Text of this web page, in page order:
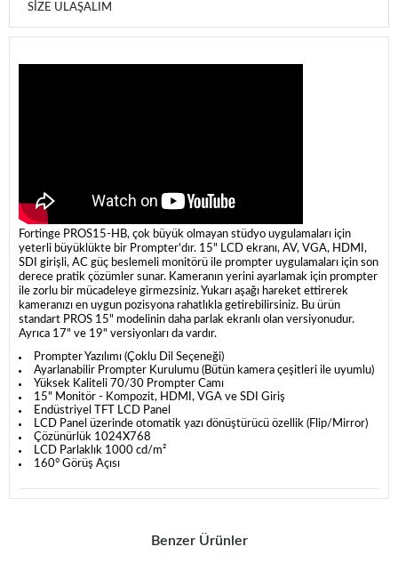
SIZE ULAŞALIM
Fortinge PROS15-HB, çok büyük olmayan stüdyo uygulamaları için
yeterli büyüklükte bir Prompter'dır. 15" LCD ekranı, AV, VGA, HDMI,
SDI girişli, AC güç beslemeli monitörü ile prompter uygulamaları için son
derece pratik çözümler sunar. Kameranın yerini ayarlamak için prompter
ile zorlu bir mücadeleye girmezsiniz. Yukarı aşağı hareket ettirerek
kameranızı en uygun pozisyona rahatlıkla getirebilirsiniz. Bu ürün
standart PROS 15" modelinin daha parlak ekranlı olan versiyonudur.
Ayrıca 17" ve 19" versiyonları da vardır.
Prompter Yazılımı (Çoklu Dil Seçeneği)
Ayarlanabilir Prompter Kurulumu (Bütün kamera çeşitleri ile uyumlu)
Yüksek Kaliteli 70/30 Prompter Camı
15" Monitör - Kompozit, HDMI, VGA ve SDI Giriş
Endüstriyel TFT LCD Panel
LCD Panel üzerinde otomatik yazı dönüştürücü özellik (Flip/Mirror)
Çözünürlük 1024X768
LCD Parlaklık 1000 cd/m²
160° Görüş Açısı
Benzer Ürünler